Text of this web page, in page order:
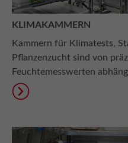
KLIMAKAMMERN
Kammern für Klimatests,
Pflanzenzucht sind von
Feuchtemesswerten